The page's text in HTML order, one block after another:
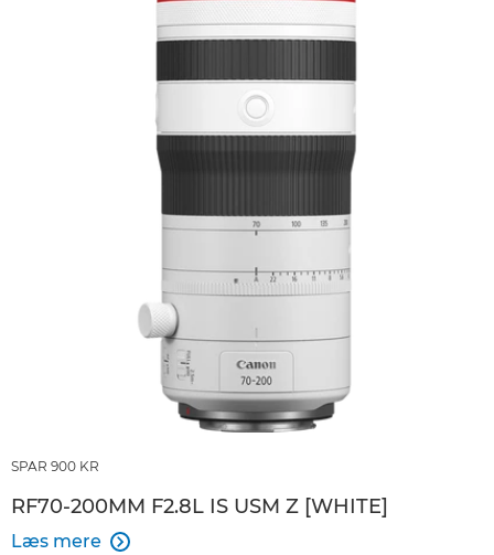
SPAR 900 KR
RF70-200MM F2.8L IS USM Z [WHITE]
Læs mere 